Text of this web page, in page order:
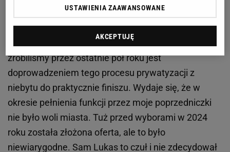
padły już około dwóch miesięcy temu. Od tego
czasu sporo się zmieniło. Trzeba obiektywnie
przyznać i Lukas też mógłby to powiedzieć, że to co
zrobiliśmy przez ostatnie pół roku jest
doprowadzeniem tego procesu prywatyzacji z
niebytu do praktycznie finiszu. Wydaje się, że w
okresie pełnienia funkcji przez moje poprzedniczki
nie było woli miasta. Tuż przed wyborami w 2024
roku została złożona oferta, ale to było
niewiarygodne. Sam Lukas to czuł i nie zdecydował
USTAWIENIA ZAAWANSOWANE
AKCEPTUJĘ